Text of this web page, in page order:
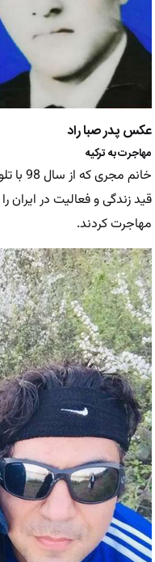
عکس پدر صبا راد
مهاجرت به ترکیه
قید زندگی و فعالیت در
مهاجرت کردند.